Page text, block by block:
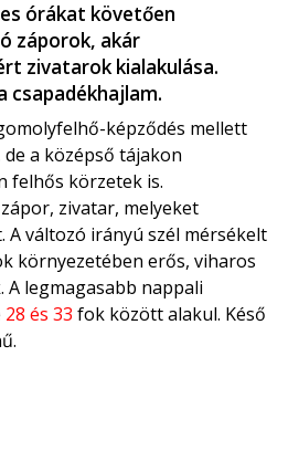
órákat követően
záporok, akár
zivatarok kialakulása.
csapadékhajlam.
képződés mellett
a középső tájakon
felhős körzetek is.
zivatar, melyeket
A változó irányú szél mérsékelt
környezetében erős, viharos
A legmagasabb nappali
28 és 33 fok között alakul. Késő